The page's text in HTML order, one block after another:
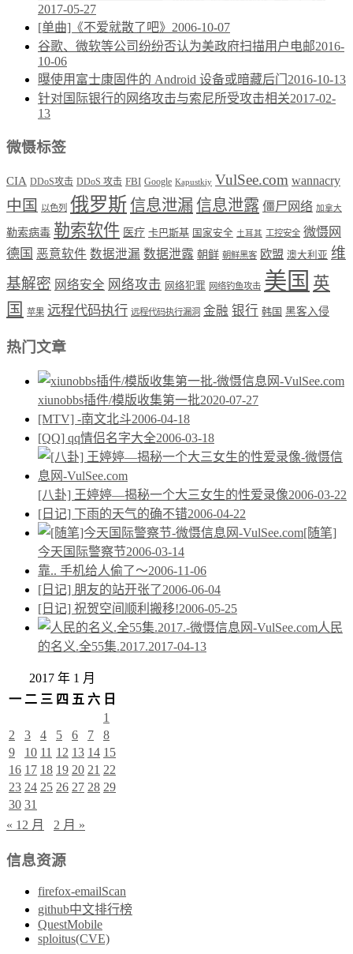
2017-05-27
[单曲]《不爱就散了吧》 2006-10-07
谷歌、微软等公司纷纷否认为美政府扫描用户电邮2016-
10-06
曝使用富士康固件的 Android 设备或暗藏后门 2016-10-13
针对国际银行的网络攻击与索尼所受攻击相关2017-02-
13
微慑标签
CIA DDoS攻击 DDoS 攻击 FBI Google Kapustkiy VulSee.com wannacry
中国 以色列 俄罗斯信息泄漏信息泄露 僵尸网络 加拿大
勒索病毒 勒索软件 医疗 卡巴斯基 国家安全 土耳其 工控安全 微慑网
德国 恶意软件 数据泄漏 数据泄露 朝鲜 朝鲜黑客 欧盟 澳大利亚 维
基解密 网络安全 网络攻击 网络犯罪 网络钓鱼攻击 美国 英
国
苹果 远程代码执行 远程代码执行漏洞 金融 银行 韩国 黑客入侵
热门文章
xiunobbs插件/模版收集第一批2020-07-27
[MTV] -南文北斗2006-04-18
[QQ] qq情侣名字大全2006-03-18
[八卦] 王婷婷—揭秘一个大三女生的性爱录像2006-03-22
[日记] 下雨的天气的确不错2006-04-22
[随笔]
今天国际警察节2006-03-14
靠.. 手机给人偷了～2006-11-06
[日记] 朋友的站开张了2006-06-04
[日记] 祝贺空间顺利搬移!2006-05-25
人民
的名义.全55集.2017.2017-04-13
2017 年 1 月
一 二 三 四 五 六 日
1
2
3 4 5 6 7
8
9
10 11 12 13 14 15
16 17 18 19 20 21 22
23 24 25 26 27 28 29
30 31
« 12 月
2 月 »
信息资源
firefox-emailScan
github中文排行榜
QuestMobile
sploitus(CVE)